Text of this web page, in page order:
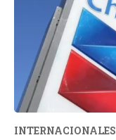
INTERNACIONALES